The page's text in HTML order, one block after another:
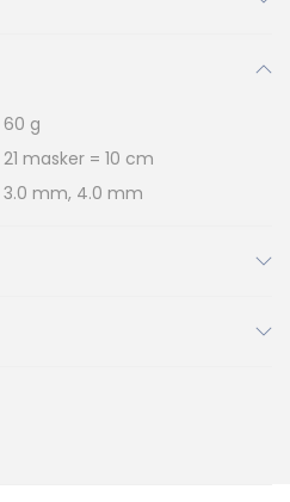
60 g
21 masker = 10 cm
3.0 mm, 4.0 mm